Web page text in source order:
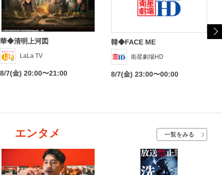
華◆清明上河図
LaLa TV
8/7(金) 20:00〜21:00
韓◆FACE ME
衛星劇場HD
8/7(金) 23:00〜00:00
エンタメ 一覧をみる